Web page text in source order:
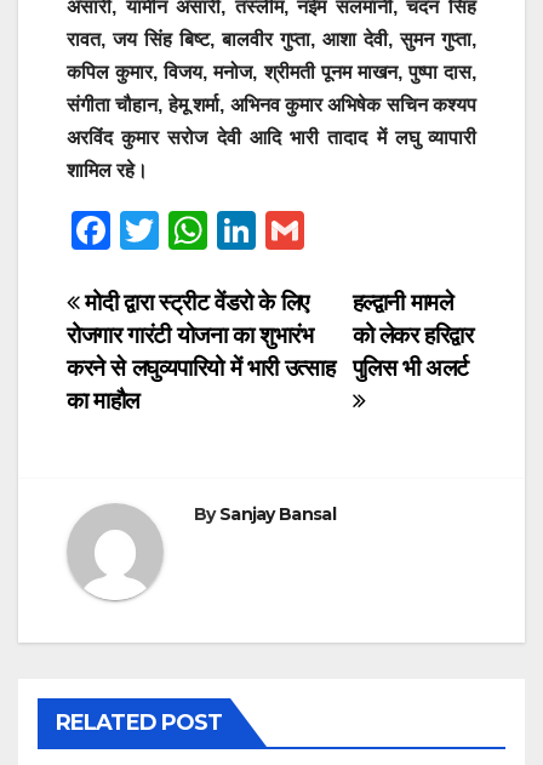
अंसारी, यामीन अंसारी, तस्लीम, नईम सलमानी, चंदन सिंह
रावत, जय सिंह बिष्ट, बालवीर गुप्ता, आशा देवी, सुमन गुप्ता,
कपिल कुमार, विजय, मनोज, श्रीमती पूनम माखन, पुष्पा दास,
संगीता चौहान, हेमू शर्मा, अभिनव कुमार अभिषेक सचिन कश्यप
अरविंद कुमार सरोज देवी आदि भारी तादाद में लघु व्यापारी
शामिल रहे।
F
c
e
b
o
k
T
tt
er
W
at
s
A
Li
k
e
dI
ail
Post
navigation
हल्द्वानी मामले
को लेकर हरिद्वार
पुलिस भी अलर्ट
मोदी द्वारा स्ट्रीट वेंडरो के लिए
रोजगार गारंटी योजना का शुभारंभ
करने से लघुव्यपारियो में भारी उत्साह
का माहौल
BySanjay Bansal
RELATED POST